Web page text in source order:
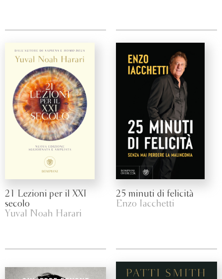
21 Lezioni per il XXI
secolo
Yuval Noah Harari
25 minuti di felicità
Enzo Iacchetti